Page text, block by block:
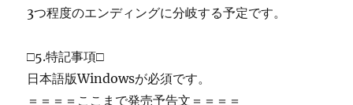
3つ程度のエンディングに分岐する予定です。
□5.特記事項□
日本語版Windowsが必須です。
＝＝＝＝ここまで発売予告文＝＝＝＝